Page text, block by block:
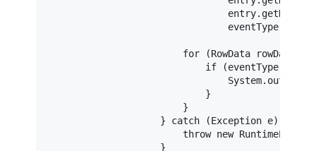
                                eventType));
for (RowData rowData :
if (eventType ==
                            }
                        }
                    }
catch (Exception e) {
throw new
                    }